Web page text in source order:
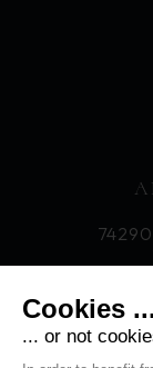
Cookies ...
... or not